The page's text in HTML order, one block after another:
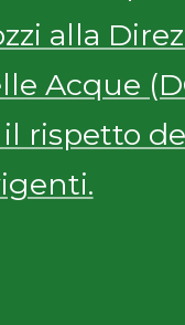
alla
Acque
rispetto